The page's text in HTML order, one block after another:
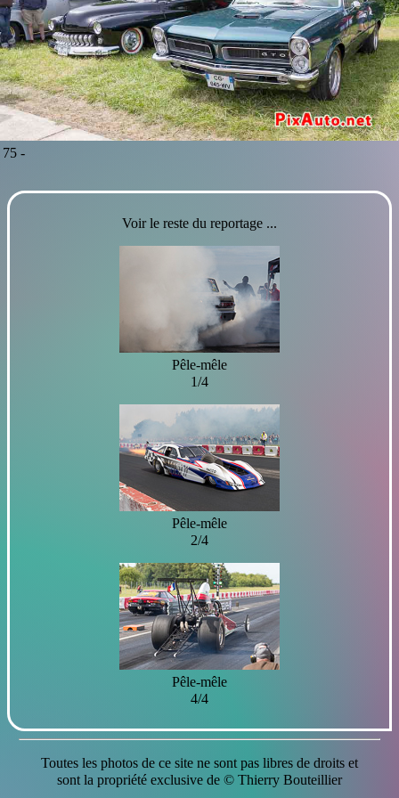
75 -
Voir le reste du reportage ...
Pêle-mêle
1/4
Pêle-mêle
2/4
Pêle-mêle
4/4
Toutes les photos de ce site ne sont pas libres de droits et
sont la propriété exclusive de © Thierry Bouteillier